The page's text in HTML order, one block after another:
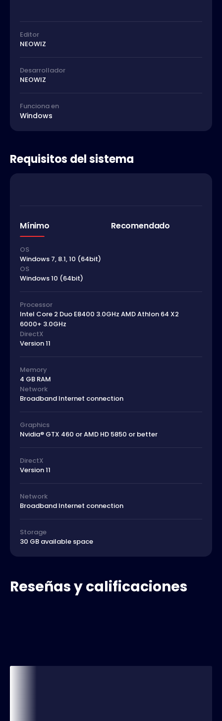
Editor
NEOWIZ
Desarrollador
NEOWIZ
Funciona en
Windows
Requisitos del sistema
Mínimo Recomendado
OS
Windows 7, 8.1, 10 (64bit)
OS
Windows 10 (64bit)
Processor
Intel Core 2 Duo E8400 3.0GHz AMD Athlon 64 X2
6000+ 3.0GHz
DirectX
Version 11
Memory
4 GB RAM
Network
Broadband Internet connection
Graphics
Nvidia® GTX 460 or AMD HD 5850 or better
DirectX
Version 11
Network
Broadband Internet connection
Storage
30 GB available space
Reseñas y calificaciones